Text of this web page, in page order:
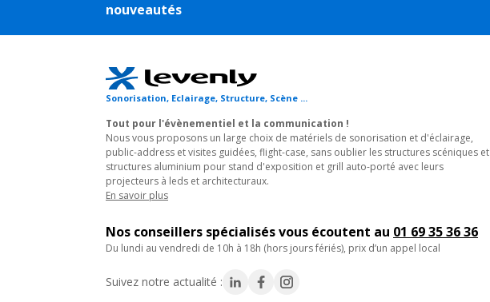
nouveautés
Sonorisation, Eclairage, Structure, Scène ...
Tout pour l'évènementiel et la communication !
Nous vous proposons un large choix de matériels de sonorisation et d'éclairage,
public-address et visites guidées, flight-case, sans oublier les structures scéniques et
structures aluminium pour stand d'exposition et grill auto-porté avec leurs
projecteurs à leds et architecturaux.
En savoir plus
Nos conseillers spécialisés vous écoutent au 01 69 35 36 36
du lundi au vendredi de 10h à 18h (hors jours fériés), prix d’un appel local
Suivez notre actualité :